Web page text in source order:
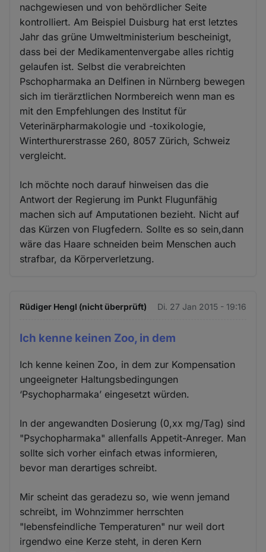
nachgewiesen und von behördlicher Seite
kontrolliert. Am Beispiel Duisburg hat erst letztes
Jahr das grüne Umweltministerium bescheinigt,
dass bei der Medikamentenvergabe alles richtig
gelaufen ist. Selbst die verabreichten
Pschopharmaka an Delfinen in Nürnberg bewegen
sich im tierärztlichen Normbereich wenn man es
mit den Empfehlungen des Institut für
Veterinärpharmakologie und -toxikologie,
Winterthurerstrasse 260, 8057 Zürich, Schweiz
vergleicht.
Ich möchte noch darauf hinweisen das die
Antwort der Regierung im Punkt Flugunfähig
machen sich auf Amputationen bezieht. Nicht auf
das Kürzen von Flugfedern. Sollte es so sein,dann
wäre das Haare schneiden beim Menschen auch
strafbar, da Körperverletzung.
Rüdiger Hengl (nicht überprüft) Di. 27 Jan 2015 - 19:16
Ich kenne keinen Zoo, in dem
Ich kenne keinen Zoo, in dem zur Kompensation
ungeeigneter Haltungsbedingungen
‘Psychopharmaka’ eingesetzt würden.
In der angewandten Dosierung (0,xx mg/Tag) sind
"Psychopharmaka" allenfalls Appetit-Anreger. Man
sollte sich vorher einfach etwas informieren,
bevor man derartiges schreibt.
Mir scheint das geradezu so, wie wenn jemand
schreibt, im Wohnzimmer herrschten
"lebensfeindliche Temperaturen" nur weil dort
irgendwo eine Kerze steht, in deren Kern